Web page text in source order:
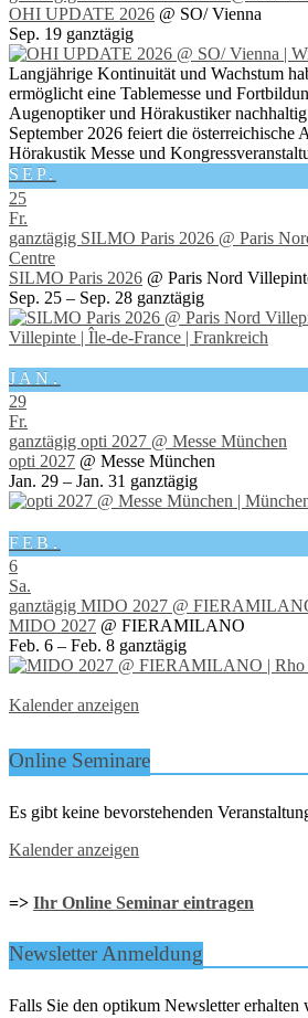
OHI UPDATE 2026 @ SO/ Vienna
Sep. 19 ganztägig
Langjährige Kontinuität und Wachstum
ermöglicht eine Tablemesse und
Augenoptiker und Hörakustiker
September 2026 feiert die österreichische
Hörakustik Messe und
SEP.
25
Fr.
ganztägig SILMO Paris 2026 @ Paris
Centre
SILMO Paris 2026 @ Paris Nord
Sep. 25 – Sep. 28 ganztägig
JAN.
29
Fr.
ganztägig opti 2027 @ Messe München
opti 2027 @ Messe München
Jan. 29 – Jan. 31 ganztägig
FEB.
6
Sa.
ganztägig MIDO 2027 @
MIDO 2027 @ FIERAMILANO
Feb. 6 – Feb. 8 ganztägig
Kalender anzeigen
Online Seminare
Es gibt keine bevorstehenden
Kalender anzeigen
=> Ihr Online Seminar eintragen
Newsletter Anmeldung
Falls Sie den optikum Newsletter erhalten